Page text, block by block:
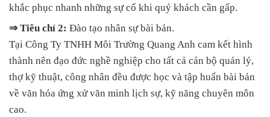
khắc phục nhanh những sự cố khi quý khách cần gấp.
⇒ Tiêu chí 2: Đào tạo nhân sự bài bản.
Tại Công Ty TNHH Môi Trường Quang Anh cam kết hình
thành nên đạo đức nghề nghiệp cho tất cả cán bộ quản lý,
thợ kỹ thuật, công nhân đều được học và tập huấn bài bản
về văn hóa ứng xử văn minh lịch sự, kỹ năng chuyên môn
cao.